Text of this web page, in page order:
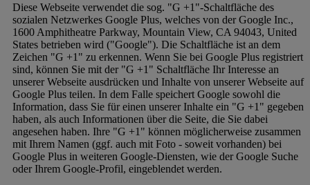
Diese Webseite verwendet die sog. "G +1"-Schaltfläche des
sozialen Netzwerkes Google Plus, welches von der Google Inc.,
1600 Amphitheatre Parkway, Mountain View, CA 94043, United
States betrieben wird ("Google"). Die Schaltfläche ist an dem
Zeichen "G +1" zu erkennen. Wenn Sie bei Google Plus registriert
sind, können Sie mit der "G +1" Schaltfläche Ihr Interesse an
unserer Webseite ausdrücken und Inhalte von unserer Webseite auf
Google Plus teilen. In dem Falle speichert Google sowohl die
Information, dass Sie für einen unserer Inhalte ein "G +1" gegeben
haben, als auch Informationen über die Seite, die Sie dabei
angesehen haben. Ihre "G +1" können möglicherweise zusammen
mit Ihrem Namen (ggf. auch mit Foto - soweit vorhanden) bei
Google Plus in weiteren Google-Diensten, wie der Google Suche
oder Ihrem Google-Profil, eingeblendet werden.